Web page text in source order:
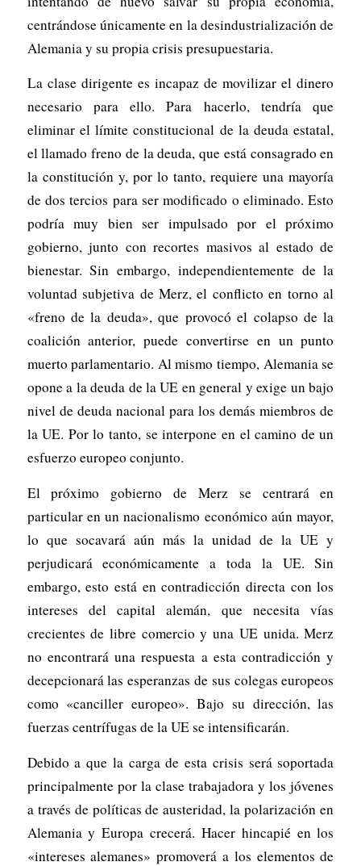
centrándose únicamente en la desindustrialización de
Alemania y su propia crisis presupuestaria.
La clase dirigente es incapaz de movilizar el dinero
necesario para ello. Para hacerlo, tendría que
eliminar el límite constitucional de la deuda estatal,
el llamado freno de la deuda, que está consagrado en
la constitución y, por lo tanto, requiere una mayoría
de dos tercios para ser modificado o eliminado. Esto
podría muy bien ser impulsado por el próximo
gobierno, junto con recortes masivos al estado de
bienestar. Sin embargo, independientemente de la
voluntad subjetiva de Merz, el conflicto en torno al
«freno de la deuda», que provocó el colapso de la
coalición anterior, puede convertirse en un punto
muerto parlamentario. Al mismo tiempo, Alemania se
opone a la deuda de la UE en general y exige un bajo
nivel de deuda nacional para los demás miembros de
la UE. Por lo tanto, se interpone en el camino de un
esfuerzo europeo conjunto.
El próximo gobierno de Merz se centrará en
particular en un nacionalismo económico aún mayor,
lo que socavará aún más la unidad de la UE y
perjudicará económicamente a toda la UE. Sin
embargo, esto está en contradicción directa con los
intereses del capital alemán, que necesita vías
crecientes de libre comercio y una UE unida. Merz
no encontrará una respuesta a esta contradicción y
decepcionará las esperanzas de sus colegas europeos
como «canciller europeo». Bajo su dirección, las
fuerzas centrífugas de la UE se intensificarán.
Debido a que la carga de esta crisis será soportada
principalmente por la clase trabajadora y los jóvenes
a través de políticas de austeridad, la polarización en
Alemania y Europa crecerá. Hacer hincapié en los
«intereses alemanes» promoverá a los elementos de